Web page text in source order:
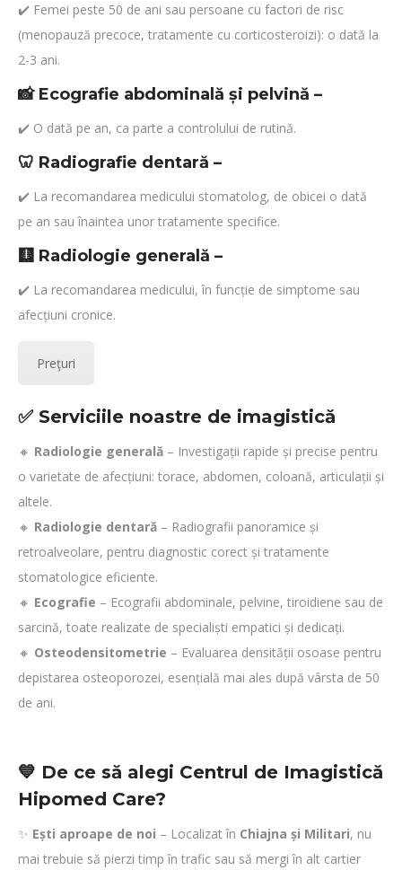
✔️ Femei peste 50 de ani sau persoane cu factori de risc
(menopauză precoce, tratamente cu corticosteroizi): o dată la
2-3 ani.
📸 Ecografie abdominală și pelvină –
✔️ O dată pe an, ca parte a controlului de rutină.
🦷 Radiografie dentară –
✔️ La recomandarea medicului stomatolog, de obicei o dată
pe an sau înaintea unor tratamente specifice.
🩻 Radiologie generală –
✔️ La recomandarea medicului, în funcție de simptome sau
afecțiuni cronice.
Preţuri
✅ Serviciile noastre de imagistică
🔸 Radiologie generală – Investigații rapide și precise pentru
o varietate de afecțiuni: torace, abdomen, coloană, articulații și
altele.
🔸 Radiologie dentară – Radiografii panoramice și
retroalveolare, pentru diagnostic corect și tratamente
stomatologice eficiente.
🔸 Ecografie – Ecografii abdominale, pelvine, tiroidiene sau de
sarcină, toate realizate de specialiști empatici și dedicați.
🔸 Osteodensitometrie – Evaluarea densității osoase pentru
depistarea osteoporozei, esențială mai ales după vârsta de 50
de ani.
💙 De ce să alegi Centrul de Imagistică
Hipomed Care?
✨ Ești aproape de noi – Localizat în Chiajna și Militari, nu
mai trebuie să pierzi timp în trafic sau să mergi în alt cartier